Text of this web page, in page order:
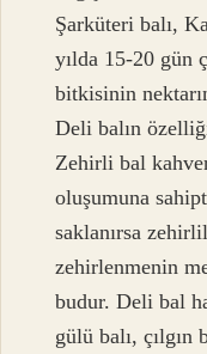
Şarküteri balı,
yılda 15-20 gün
bitkisinin
Deli balın
Zehirli bal
oluşumuna
saklanırsa
zehirlenmenin
budur. Deli bal
gülü balı, çılgın